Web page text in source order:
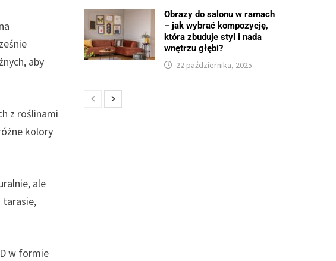
aby
z roślinami
kolory
ale
tarasie,
w formie
Obrazy do salonu w ramach
– jak wybrać kompozycję,
która zbuduje styl i nada
wnętrzu głębi?
22 października, 2025